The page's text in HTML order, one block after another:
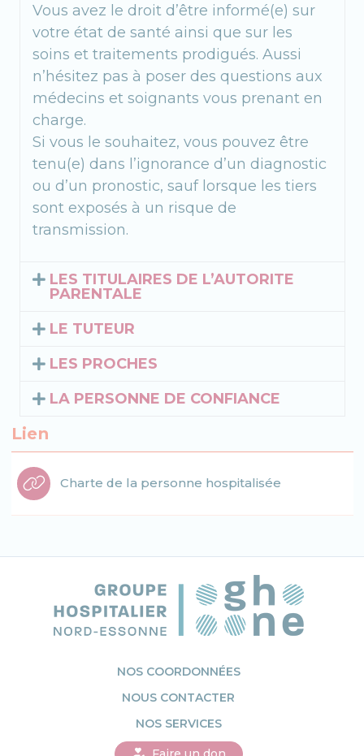
Vous avez le droit d’être informé(e) sur
votre état de santé ainsi que sur les
soins et traitements prodigués. Aussi
n’hésitez pas à poser des questions aux
médecins et soignants vous prenant en
charge.
Si vous le souhaitez, vous pouvez être
tenu(e) dans l’ignorance d’un diagnostic
ou d’un pronostic, sauf lorsque les tiers
sont exposés à un risque de
transmission.
LES TITULAIRES DE L’AUTORITE
PARENTALE
LE TUTEUR
LES PROCHES
LA PERSONNE DE CONFIANCE
Lien
Charte de la personne hospitalisée
NOS COORDONNÉES
NOUS CONTACTER
NOS SERVICES